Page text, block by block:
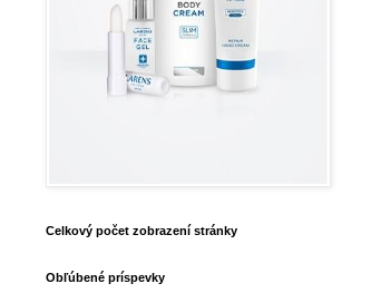
Celkový počet zobrazení stránky
Obľúbené príspevky